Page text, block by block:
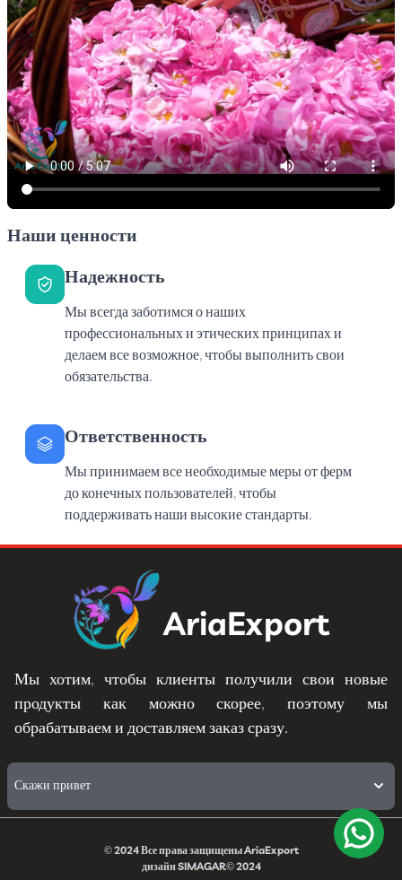
Наши ценности
Надежность
Мы всегда заботимся о наших
профессиональных и этических принципах и
делаем все возможное, чтобы выполнить свои
обязательства.
Ответственность
Мы принимаем все необходимые меры от ферм
до конечных пользователей, чтобы
поддерживать наши высокие стандарты.
AriaExport
Мы хотим, чтобы клиенты получили свои новые
продукты как можно скорее, поэтому мы
обрабатываем и доставляем заказ сразу.
Скажи привет
© 2024Все права защищеныAriaExport
дизайнSIMAGAR© 2024